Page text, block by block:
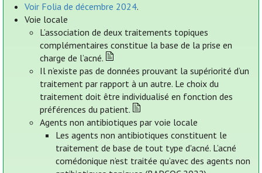
Voir Folia de décembre 2024.
Voie locale
L’association de deux traitements topiques
complémentaires constitue la base de la prise en
charge de l’acné.
Il n’existe pas de données prouvant la supériorité d’un
traitement par rapport à un autre. Le choix du
traitement doit être individualisé en fonction des
préférences du patient.
Agents non antibiotiques par voie locale
Les agents non antibiotiques constituent le
traitement de base de tout type d'acné. L’acné
comédonique n’est traitée qu’avec des agents non